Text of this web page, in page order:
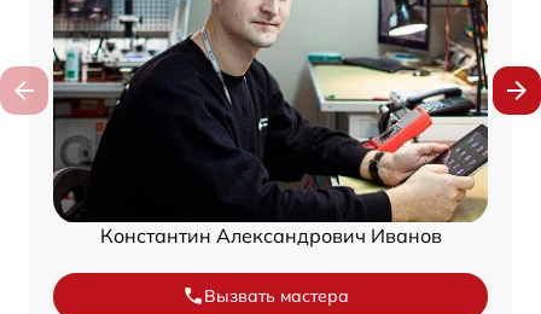
Константин Александрович Иванов
Вызвать мастера